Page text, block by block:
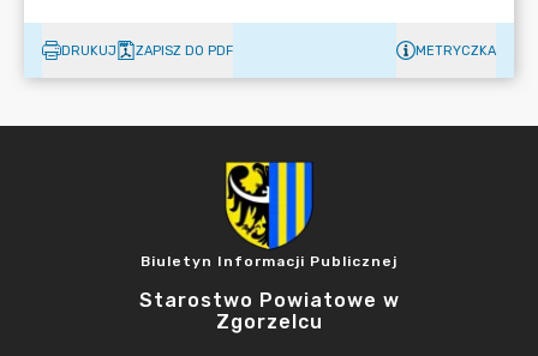
DRUKUJ ZAPISZ DO PDF METRYCZKA
Biuletyn Informacji Publicznej
Starostwo Powiatowe w
Zgorzelcu